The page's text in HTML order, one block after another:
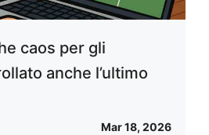
caos per gli
anche l’ultimo
Mar 18, 2026